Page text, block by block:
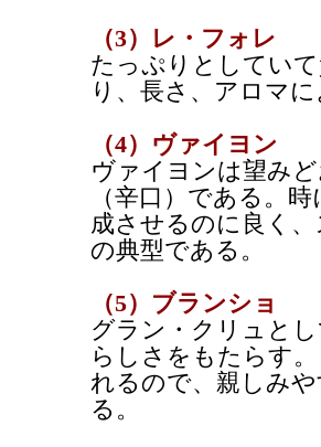
（3）レ・フォレ
たっぷりとしてい
り、長さ、アロマ
（4）ヴァイヨン
ヴァイヨンは望み
（辛口）である。
成させるのに良く
の典型である。
（5）ブランショ
グラン・クリュと
らしさをもたらす
れるので、親しみ
る。